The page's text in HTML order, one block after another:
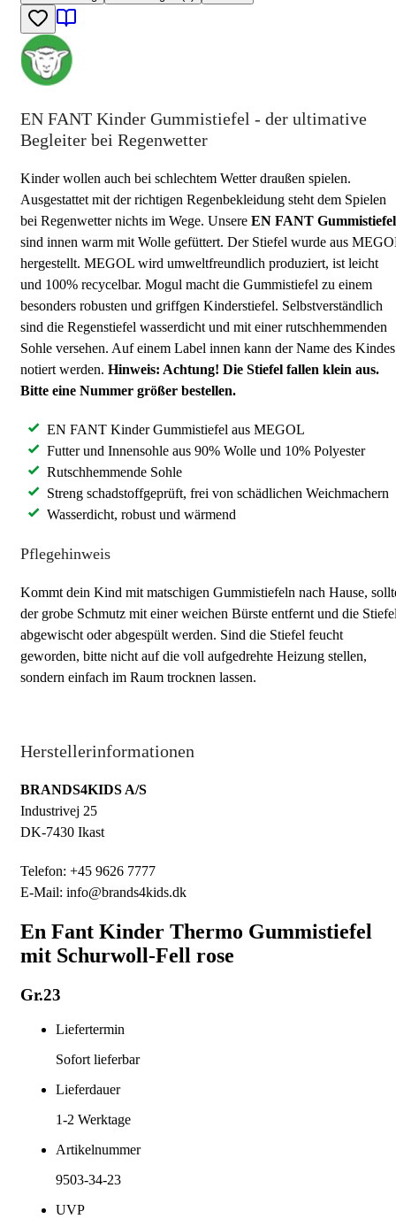
EN FANT Kinder Gummistiefel - der ultimative
Begleiter bei Regenwetter
Kinder wollen auch bei schlechtem Wetter draußen spielen.
Ausgestattet mit der richtigen Regenbekleidung steht dem Spielen
bei Regenwetter nichts im Wege. Unsere EN FANT Gummistiefel
sind innen warm mit Wolle gefüttert. Der Stiefel wurde aus
hergestellt. MEGOL wird umweltfreundlich produziert, ist leicht
und 100% recycelbar. Mogul macht die Gummistiefel zu einem
besonders robusten und griffgen Kinderstiefel. Selbstverständlich
sind die Regenstiefel wasserdicht und mit einer rutschhemmenden
Sohle versehen. Auf einem Label innen kann der Name des Kindes
notiert werden. Hinweis: Achtung! Die Stiefel fallen klein aus.
Bitte eine Nummer größer bestellen.
EN FANT Kinder Gummistiefel aus MEGOL
Futter und Innensohle aus 90% Wolle und 10% Polyester
Rutschhemmende Sohle
Streng schadstoffgeprüft, frei von schädlichen Weichmachern
Wasserdicht, robust und wärmend
Pflegehinweis
Kommt dein Kind mit matschigen Gummistiefeln nach Hause,
der grobe Schmutz mit einer weichen Bürste entfernt und die
abgewischt oder abgespült werden. Sind die Stiefel feucht
geworden, bitte nicht auf die voll aufgedrehte Heizung stellen,
sondern einfach im Raum trocknen lassen.
Herstellerinformationen
BRANDS4KIDS A/S
Industrivej 25
DK-7430 Ikast
Telefon: +45 9626 7777
E-Mail: info@brands4kids.dk
En Fant Kinder Thermo Gummistiefel
mit Schurwoll-Fell rose
Gr.23
Liefertermin
Sofort lieferbar
Lieferdauer
1-2 Werktage
Artikelnummer
9503-34-23
UVP